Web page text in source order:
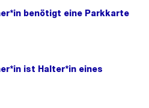
benötigt eine Parkkarte
ist Halter*in eines